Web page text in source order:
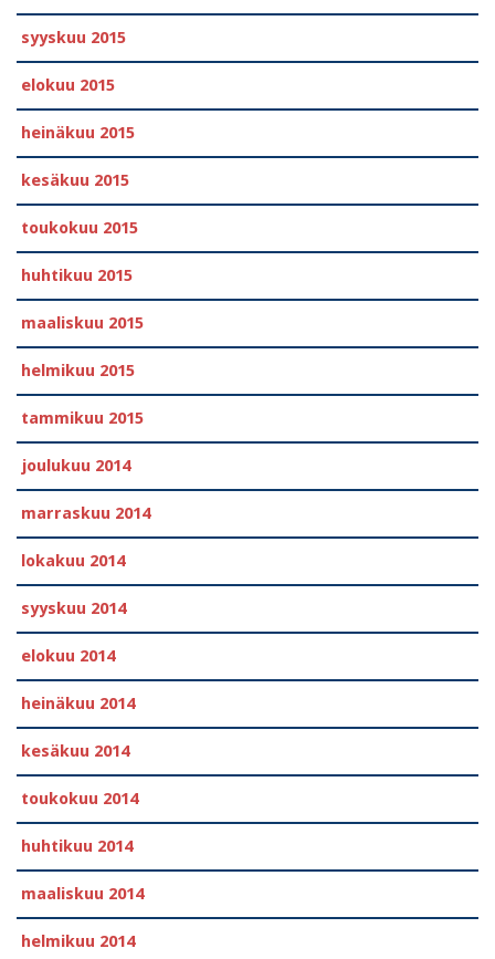
syyskuu 2015
elokuu 2015
heinäkuu 2015
kesäkuu 2015
toukokuu 2015
huhtikuu 2015
maaliskuu 2015
helmikuu 2015
tammikuu 2015
joulukuu 2014
marraskuu 2014
lokakuu 2014
syyskuu 2014
elokuu 2014
heinäkuu 2014
kesäkuu 2014
toukokuu 2014
huhtikuu 2014
maaliskuu 2014
helmikuu 2014